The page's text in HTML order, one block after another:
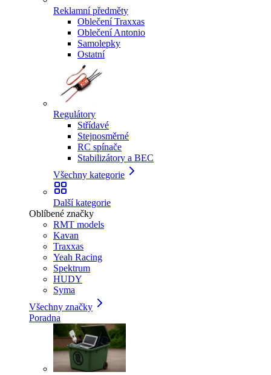
Reklamní předměty
Oblečení Traxxas
Oblečení Antonio
Samolepky
Ostatní
Regulátory
Střídavé
Stejnosměrné
RC spínače
Stabilizátory a BEC
Všechny kategorie
Další kategorie
Oblíbené značky
RMT models
Kavan
Traxxas
Yeah Racing
Spektrum
HUDY
Syma
Všechny značky
Poradna